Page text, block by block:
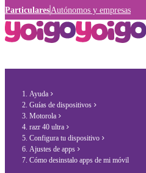
Particulares Autónomos y empresas
Ayuda
Guías de dispositivos
Motorola
razr 40 ultra
Configura tu dispositivo
Ajustes de apps
Cómo desinstalo apps de mi móvil